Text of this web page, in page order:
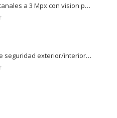
NVR de 8 canales a 3 Mpx con vision por internet NVR1B08HS-L
Cámara de seguridad exterior/interior IP bullet Full HD B1B20P